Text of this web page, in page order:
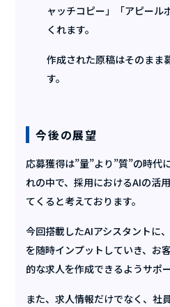
ャッチコピー」「アピール
くれます。
作成された原稿はそのまま
す。
今後の展望
応募獲得は”量”より”質”の時代
れの中で、採用におけるAIの活
てくると考えております。
今回搭載したAIアシスタントに
を随時インプットしていき、お
的な求人を作成できるようサポ
また、求人情報だけでなく、社